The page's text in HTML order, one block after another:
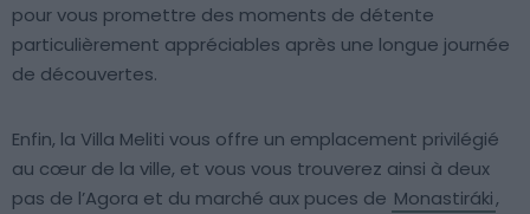
pour vous promettre des moments de détente
particulièrement appréciables après une longue journée
de découvertes.
Enfin, la Villa Meliti vous offre un emplacement privilégié
au cœur de la ville, et vous vous trouverez ainsi à deux
pas de l’Agora et du marché aux puces de Monastiráki,